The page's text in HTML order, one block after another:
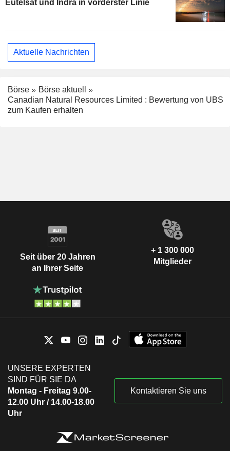
Eutelsat und Indra in vorderster Linie
Aktuelle Nachrichten
Börse
Börse aktuell
Canadian Natural Resources Limited : Bewertung von UBS
zum Kaufen erhalten
Seit über 20 Jahren
an Ihrer Seite
+ 1 300 000
Mitglieder
UNSERE EXPERTEN
SIND FÜR SIE DA
Montag - Freitag 9.00-
12.00 Uhr / 14.00-18.00
Uhr
Kontaktieren Sie uns